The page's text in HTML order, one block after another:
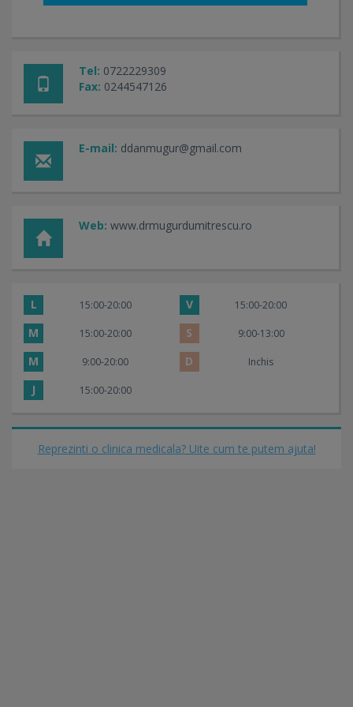
Tel: 0722229309
Fax: 0244547126
E-mail: ddanmugur@gmail.com
Web: www.drmugurdumitrescu.ro
L 15:00-20:00 V 15:00-20:00
M 15:00-20:00 S 9:00-13:00
M 9:00-20:00 D Inchis
J 15:00-20:00
Reprezinti o clinica medicala? Uite cum te putem ajuta!